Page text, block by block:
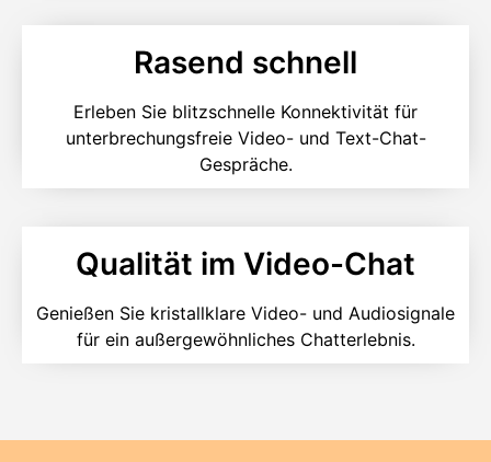
Rasend schnell
Erleben Sie blitzschnelle Konnektivität für
unterbrechungsfreie Video- und Text-Chat-
Gespräche.
Qualität im Video-Chat
Genießen Sie kristallklare Video- und Audiosignale
für ein außergewöhnliches Chatterlebnis.